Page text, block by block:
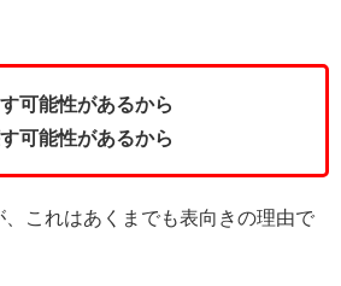
可能性があるから
可能性があるから
これはあくまでも表向きの理由で